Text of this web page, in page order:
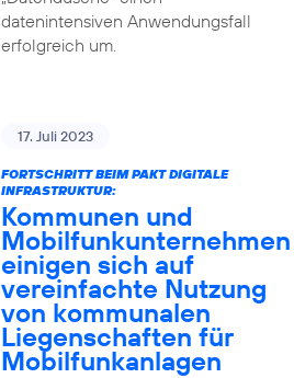
datenintensiven Anwendungsfall
erfolgreich um.
17. Juli 2023
FORTSCHRITT BEIM PAKT DIGITALE
INFRASTRUKTUR:
Kommunen und
Mobilfunkunternehmen
einigen sich auf
vereinfachte Nutzung
von kommunalen
Liegenschaften für
Mobilfunkanlagen